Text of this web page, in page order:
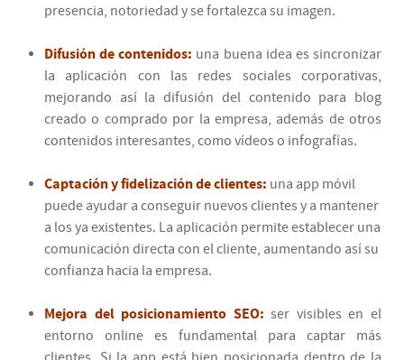
presencia, notoriedad y se fortalezca su imagen.
Difusión de contenidos: una buena idea es sincronizar
la aplicación con las redes sociales corporativas,
mejorando así la difusión del contenido para blog
creado o comprado por la empresa, además de otros
contenidos interesantes, como vídeos o infografías.
Captación y fidelización de clientes: una app móvil
puede ayudar a conseguir nuevos clientes y a mantener
a los ya existentes. La aplicación permite establecer una
comunicación directa con el cliente, aumentando así su
confianza hacia la empresa.
Mejora del posicionamiento SEO: ser visibles en el
entorno online es fundamental para captar más